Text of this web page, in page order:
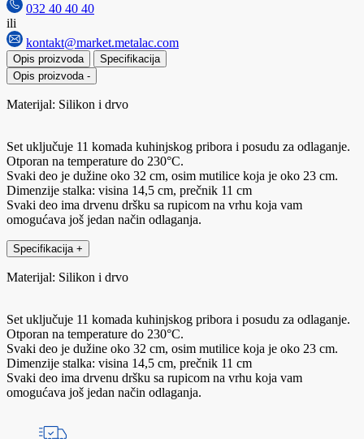
032 40 40 40
ili
kontakt@market.metalac.com
Opis proizvoda
Specifikacija
Opis proizvoda -
Materijal: Silikon i drvo
Set uključuje 11 komada kuhinjskog pribora i posudu za odlaganje.
Otporan na temperature do 230°C.
Svaki deo je dužine oko 32 cm, osim mutilice koja je oko 23 cm.
Dimenzije stalka: visina 14,5 cm, prečnik 11 cm
Svaki deo ima drvenu dršku sa rupicom na vrhu koja vam
omogućava još jedan način odlaganja.
Specifikacija +
Materijal: Silikon i drvo
Set uključuje 11 komada kuhinjskog pribora i posudu za odlaganje.
Otporan na temperature do 230°C.
Svaki deo je dužine oko 32 cm, osim mutilice koja je oko 23 cm.
Dimenzije stalka: visina 14,5 cm, prečnik 11 cm
Svaki deo ima drvenu dršku sa rupicom na vrhu koja vam
omogućava još jedan način odlaganja.